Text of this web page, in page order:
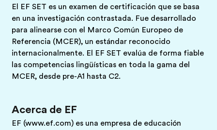
El EF SET es un examen de certificación que se basa
en una investigación contrastada. Fue desarrollado
para alinearse con el Marco Común Europeo de
Referencia (MCER), un estándar reconocido
internacionalmente. El EF SET evalúa de forma fiable
las competencias lingüísticas en toda la gama del
MCER, desde pre-A1 hasta C2.
Acerca de EF
EF (www.ef.com) es una empresa de educación